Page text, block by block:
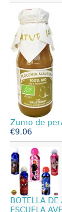
Zumo de
€9.06
BOTELLA
ESCUELA